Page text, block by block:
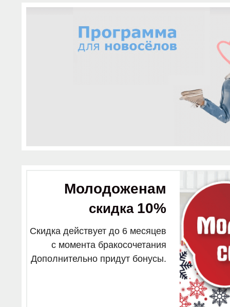
Молодоженам
скидка 10%
Скидка действует до 6 месяцев
с момента бракосочетания
Дополнительно придут бонусы.